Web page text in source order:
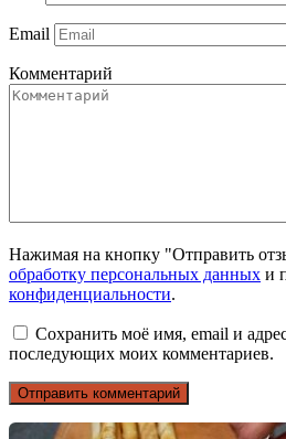
Email
Комментарий
Нажимая на кнопку "Отправить
обработку персональных данных и
конфиденциальности.
Сохранить моё имя, email и
последующих моих комментариев.